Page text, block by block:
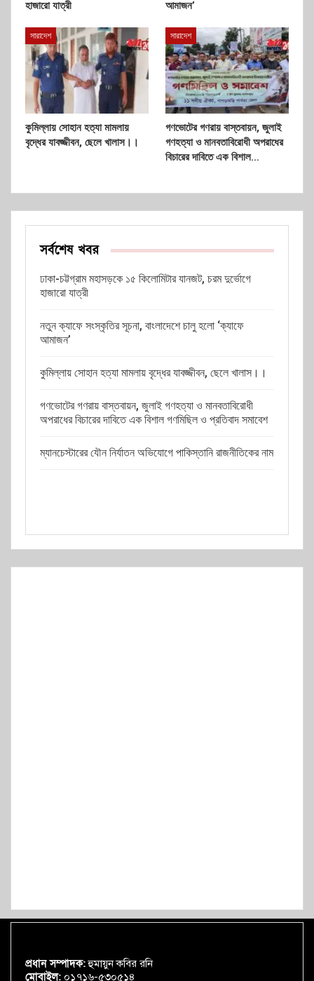
হাজারো যাত্রী
আমাজন’
সারাদেশ
কুমিল্লায় সোহান হত্যা মামলায়
বৃদ্ধের যাবজ্জীবন, ছেলে খালাস।।
সারাদেশ
গণভোটের গণরায় বাস্তবায়ন, জুলাই
গণহত্যা ও মানবতাবিরোধী অপরাধের
বিচারের দাবিতে এক বিশাল…
সর্বশেষ খবর
ঢাকা-চট্টগ্রাম মহাসড়কে ১৫ কিলোমিটার যানজট, চরম দুর্ভোগে
হাজারো যাত্রী
নতুন ক্যাফে সংস্কৃতির সূচনা, বাংলাদেশে চালু হলো ‘ক্যাফে
আমাজন’
কুমিল্লায় সোহান হত্যা মামলায় বৃদ্ধের যাবজ্জীবন, ছেলে খালাস।।
গণভোটের গণরায় বাস্তবায়ন, জুলাই গণহত্যা ও মানবতাবিরোধী
অপরাধের বিচারের দাবিতে এক বিশাল গণমিছিল ও প্রতিবাদ সমাবেশ
ম্যানচেস্টারের যৌন নির্যাতন অভিযোগে পাকিস্তানি রাজনীতিকের নাম
প্রধান সম্পাদক:হুমায়ুন কবির রনি
মোবাইল: ০১৭১৬-৫৩০৫১৪